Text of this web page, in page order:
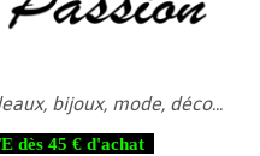
bijoux, mode, déco...
dès 45 € d'achat